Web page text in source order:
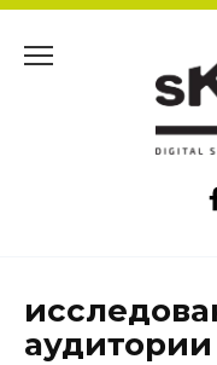
аудитории